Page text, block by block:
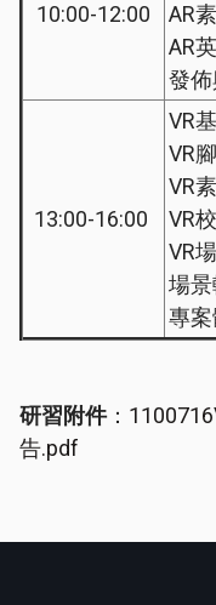
10:00-12:00
AR
AR
發
13:00-16:00
VR
VR
VR
VR
VR
場
專
研習附件：
告.pdf